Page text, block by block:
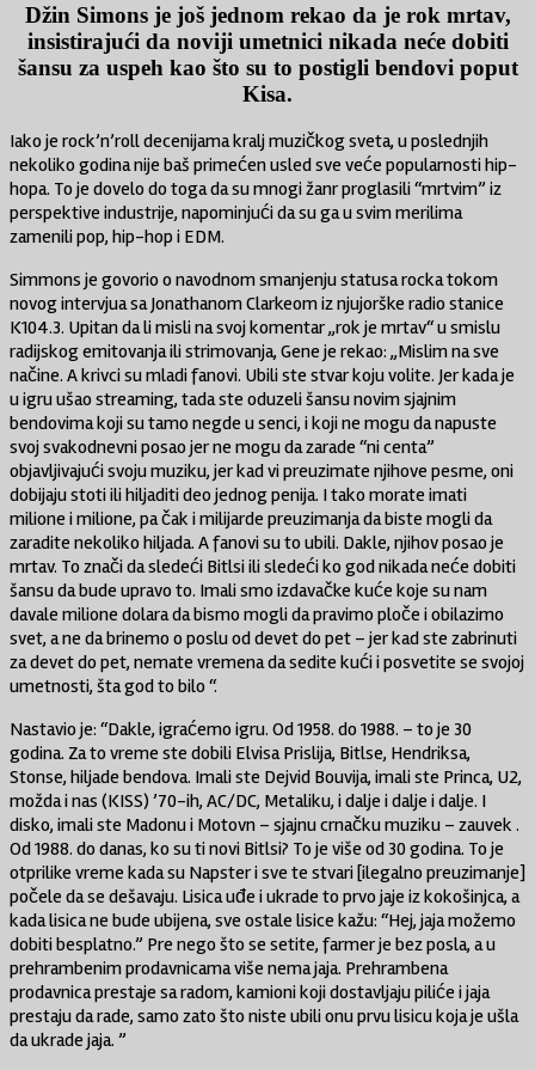
Džin Simons je još jednom rekao da je rok mrtav,
insistirajući da noviji umetnici nikada neće dobiti
šansu za uspeh kao što su to postigli bendovi poput
Kisa.
Iako je rock’n’roll decenijama kralj muzičkog sveta, u poslednjih
nekoliko godina nije baš primećen usled sve veće popularnosti hip-
hopa. To je dovelo do toga da su mnogi žanr proglasili “mrtvim” iz
perspektive industrije, napominjući da su ga u svim merilima
zamenili pop, hip-hop i EDM.
Simmons je govorio o navodnom smanjenju statusa rocka tokom
novog intervjua sa Jonathanom Clarkeom iz njujorške radio stanice
K104.3. Upitan da li misli na svoj komentar „rok je mrtav“ u smislu
radijskog emitovanja ili strimovanja, Gene je rekao: „Mislim na sve
načine. A krivci su mladi fanovi. Ubili ste stvar koju volite. Jer kada je
u igru ušao streaming, tada ste oduzeli šansu novim sjajnim
bendovima koji su tamo negde u senci, i koji ne mogu da napuste
svoj svakodnevni posao jer ne mogu da zarade “ni centa”
objavljivajući svoju muziku, jer kad vi preuzimate njihove pesme, oni
dobijaju stoti ili hiljaditi deo jednog penija. I tako morate imati
milione i milione, pa čak i milijarde preuzimanja da biste mogli da
zaradite nekoliko hiljada. A fanovi su to ubili. Dakle, njihov posao je
mrtav. To znači da sledeći Bitlsi ili sledeći ko god nikada neće dobiti
šansu da bude upravo to. Imali smo izdavačke kuće koje su nam
davale milione dolara da bismo mogli da pravimo ploče i obilazimo
svet, a ne da brinemo o poslu od devet do pet – jer kad ste zabrinuti
za devet do pet, nemate vremena da sedite kući i posvetite se svojoj
umetnosti, šta god to bilo “.
Nastavio je: “Dakle, igraćemo igru. Od 1958. do 1988. – to je 30
godina. Za to vreme ste dobili Elvisa Prislija, Bitlse, Hendriksa,
Stonse, hiljade bendova. Imali ste Dejvid Bouvija, imali ste Princa, U2,
možda i nas (KISS) ’70-ih, AC/DC, Metaliku, i dalje i dalje i dalje. I
disko, imali ste Madonu i Motovn – sjajnu crnačku muziku – zauvek .
Od 1988. do danas, ko su ti novi Bitlsi? To je više od 30 godina. To je
otprilike vreme kada su Napster i sve te stvari [ilegalno preuzimanje]
počele da se dešavaju. Lisica uđe i ukrade to prvo jaje iz kokošinjca, a
kada lisica ne bude ubijena, sve ostale lisice kažu: “Hej, jaja možemo
dobiti besplatno.” Pre nego što se setite, farmer je bez posla, a u
prehrambenim prodavnicama više nema jaja. Prehrambena
prodavnica prestaje sa radom, kamioni koji dostavljaju piliće i jaja
prestaju da rade, samo zato što niste ubili onu prvu lisicu koja je ušla
da ukrade jaja. ”